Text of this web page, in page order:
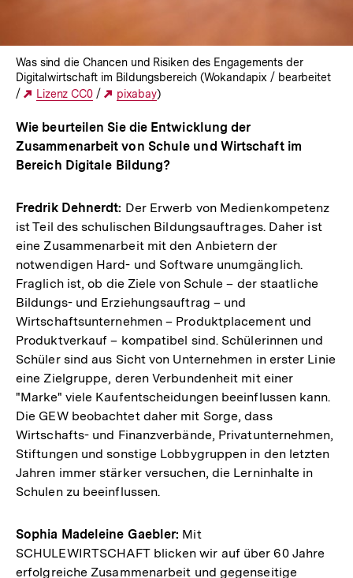
Was sind die Chancen und Risiken des Engagements der
Digitalwirtschaft im Bildungsbereich (Wokandapix / bearbeitet
/
Externer
Lizenz CC0/
Externer
pixabay)
Wie beurteilen Sie die Entwicklung der
Zusammenarbeit von Schule und Wirtschaft im
Bereich Digitale Bildung?
Fredrik Dehnerdt: Der Erwerb von Medienkompetenz
ist Teil des schulischen Bildungsauftrages. Daher ist
eine Zusammenarbeit mit den Anbietern der
notwendigen Hard- und Software unumgänglich.
Fraglich ist, ob die Ziele von Schule – der staatliche
Bildungs- und Erziehungsauftrag – und
Wirtschaftsunternehmen – Produktplacement und
Produktverkauf – kompatibel sind. Schülerinnen und
Schüler sind aus Sicht von Unternehmen in erster Linie
eine Zielgruppe, deren Verbundenheit mit einer
"Marke" viele Kaufentscheidungen beeinflussen kann.
Die GEW beobachtet daher mit Sorge, dass
Wirtschafts- und Finanzverbände, Privatunternehmen,
Stiftungen und sonstige Lobbygruppen in den letzten
Jahren immer stärker versuchen, die Lerninhalte in
Schulen zu beeinflussen.
Sophia Madeleine Gaebler: Mit
SCHULEWIRTSCHAFT blicken wir auf über 60 Jahre
erfolgreiche Zusammenarbeit und gegenseitige